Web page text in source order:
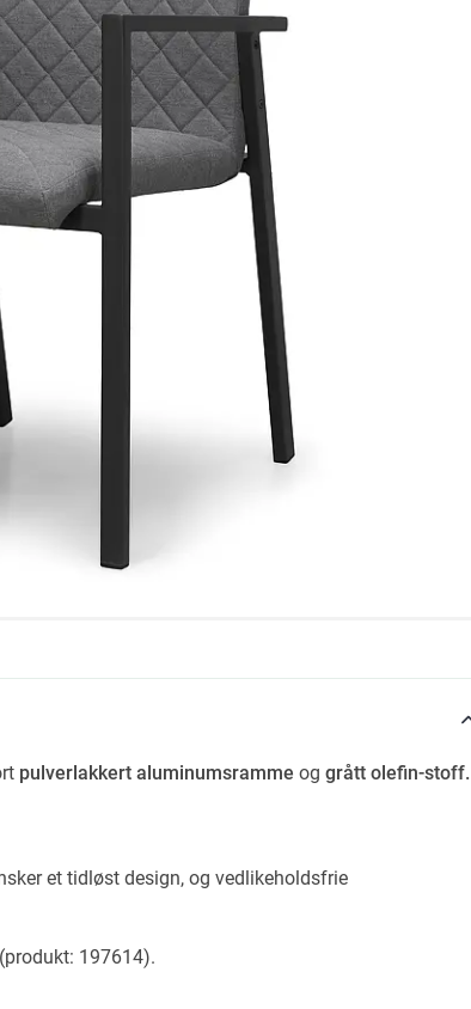
pulverlakkert aluminumsramme og grått olefin-stoff.
et tidløst design, og vedlikeholdsfrie
197614).